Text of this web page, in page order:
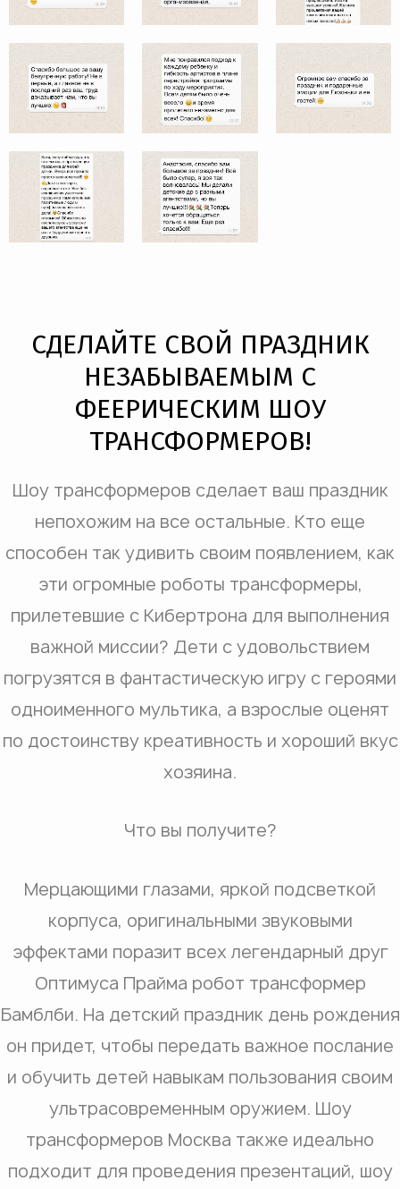
СДЕЛАЙТЕ СВОЙ ПРАЗДНИК
НЕЗАБЫВАЕМЫМ С
ФЕЕРИЧЕСКИМ ШОУ
ТРАНСФОРМЕРОВ!
Шоу трансформеров сделает ваш праздник
непохожим на все остальные. Кто еще
способен так удивить своим появлением, как
эти огромные роботы трансформеры,
прилетевшие с Кибертрона для выполнения
важной миссии? Дети с удовольствием
погрузятся в фантастическую игру с героями
одноименного мультика, а взрослые оценят
по достоинству креативность и хороший вкус
хозяина.
Что вы получите?
Мерцающими глазами, яркой подсветкой
корпуса, оригинальными звуковыми
эффектами поразит всех легендарный друг
Оптимуса Прайма робот трансформер
Бамблби. На детский праздник день рождения
он придет, чтобы передать важное послание
и обучить детей навыкам пользования своим
ультрасовременным оружием. Шоу
трансформеров Москва также идеально
подходит для проведения презентаций, шоу